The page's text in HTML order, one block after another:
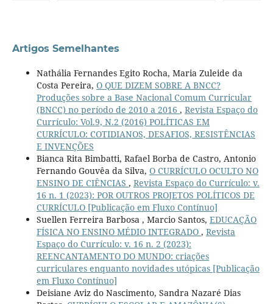
Artigos Semelhantes
Nathália Fernandes Egito Rocha, Maria Zuleide da
Costa Pereira, O QUE DIZEM SOBRE A BNCC?
Produções sobre a Base Nacional Comum Curricular
(BNCC) no período de 2010 a 2016 , Revista Espaço do
Currículo: Vol.9, N.2 (2016) POLÍTICAS EM
CURRÍCULO: COTIDIANOS, DESAFIOS, RESISTÊNCIAS
E INVENÇÕES
Bianca Rita Bimbatti, Rafael Borba de Castro, Antonio
Fernando Gouvêa da Silva, O CURRÍCULO OCULTO NO
ENSINO DE CIÊNCIAS , Revista Espaço do Currículo: v.
16 n. 1 (2023): POR OUTROS PROJETOS POLÍTICOS DE
CURRÍCULO [Publicação em Fluxo Contínuo]
Suellen Ferreira Barbosa , Marcio Santos, EDUCAÇÃO
FÍSICA NO ENSINO MÉDIO INTEGRADO , Revista
Espaço do Currículo: v. 16 n. 2 (2023):
REENCANTAMENTO DO MUNDO: criações
curriculares enquanto novidades utópicas [Publicação
em Fluxo Contínuo]
Deisiane Aviz do Nascimento, Sandra Nazaré Dias